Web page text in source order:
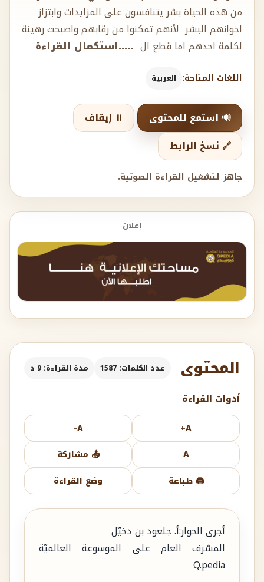
من هذه الحياة بشر يتنافسون على المزايدات وابتزاز
اخوانهم البشر لأنهم تمكنوا من رقابهم واصبحت رهينة
لكلمة احدهم اما قطع ال .....استكمال القراءة
اللغات المتاحة: العربية
🔊 استمع للمحتوى
⏸️ إيقاف
🔗 نسخ الرابط
جاهز لتشغيل القراءة الصوتية.
إعلان
المحتوى عدد الكلمات: 1587 مدة القراءة: 9 د
أدوات القراءة
A+
A-
A
📤 مشاركة
🖨️ طباعة
وضع القراءة
أجرى الحوار:أ. جلعود بن دخيّل
المشرف العام على الموسوعة العالميّة
Q.pedia